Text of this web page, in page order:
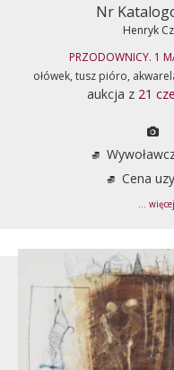
Nr
Henryk
PRZODOWNICY. 1
ołówek, tusz pióro,
aukcja z 21
Cena
...